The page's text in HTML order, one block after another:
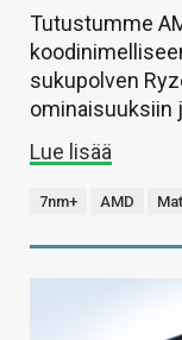
Tutustumme
sukupolven
ominaisuuksiin
Lue lisää
7nm+ AMD